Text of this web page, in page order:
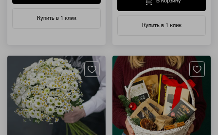
Купить в 1 клик
Купить в 1 клик